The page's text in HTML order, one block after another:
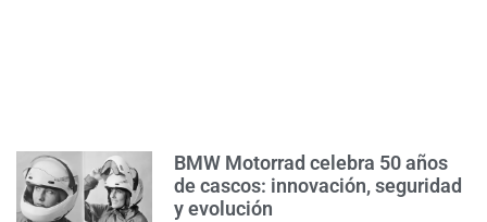
BMW Motorrad celebra 50 años
de cascos: innovación, seguridad
y evolución